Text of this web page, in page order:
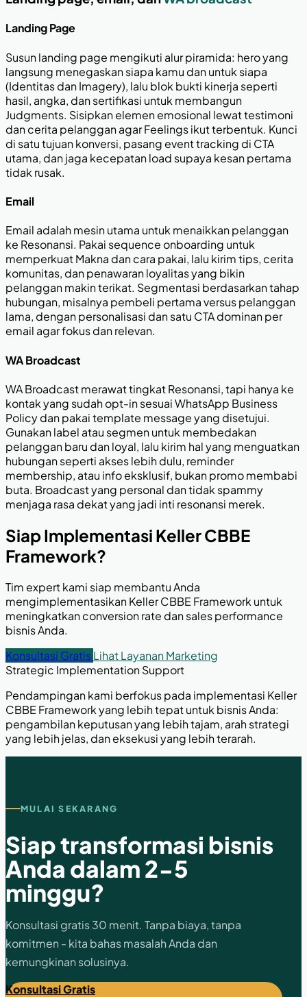
Landing Page
Susun landing page mengikuti alur piramida: hero yang
langsung menegaskan siapa kamu dan untuk siapa
(Identitas dan Imagery), lalu blok bukti kinerja seperti
hasil, angka, dan sertifikasi untuk membangun
Judgments. Sisipkan elemen emosional lewat testimoni
dan cerita pelanggan agar Feelings ikut terbentuk. Kunci
di satu tujuan konversi, pasang event tracking di CTA
utama, dan jaga kecepatan load supaya kesan pertama
tidak rusak.
Email
Email adalah mesin utama untuk menaikkan pelanggan
ke Resonansi. Pakai sequence onboarding untuk
memperkuat Makna dan cara pakai, lalu kirim tips, cerita
komunitas, dan penawaran loyalitas yang bikin
pelanggan makin terikat. Segmentasi berdasarkan tahap
hubungan, misalnya pembeli pertama versus pelanggan
lama, dengan personalisasi dan satu CTA dominan per
email agar fokus dan relevan.
WA Broadcast
WA Broadcast merawat tingkat Resonansi, tapi hanya ke
kontak yang sudah opt-in sesuai WhatsApp Business
Policy dan pakai template message yang disetujui.
Gunakan label atau segmen untuk membedakan
pelanggan baru dan loyal, lalu kirim hal yang menguatkan
hubungan seperti akses lebih dulu, reminder
membership, atau info eksklusif, bukan promo membabi
buta. Broadcast yang personal dan tidak spammy
menjaga rasa dekat yang jadi inti resonansi merek.
Siap Implementasi Keller CBBE
Framework?
Tim expert kami siap membantu Anda
mengimplementasikan Keller CBBE Framework untuk
meningkatkan conversion rate dan sales performance
bisnis Anda.
Konsultasi GratisLihat Layanan Marketing
Strategic Implementation Support
Pendampingan kami berfokus pada implementasi Keller
CBBE Framework yang lebih tepat untuk bisnis Anda:
pengambilan keputusan yang lebih tajam, arah strategi
yang lebih jelas, dan eksekusi yang lebih terarah.
MULAI SEKARANG
Siap transformasi bisnis
Anda dalam 2-5
minggu?
Konsultasi gratis 30 menit. Tanpa biaya, tanpa
komitmen - kita bahas masalah Anda dan
kemungkinan solusinya.
Konsultasi Gratis